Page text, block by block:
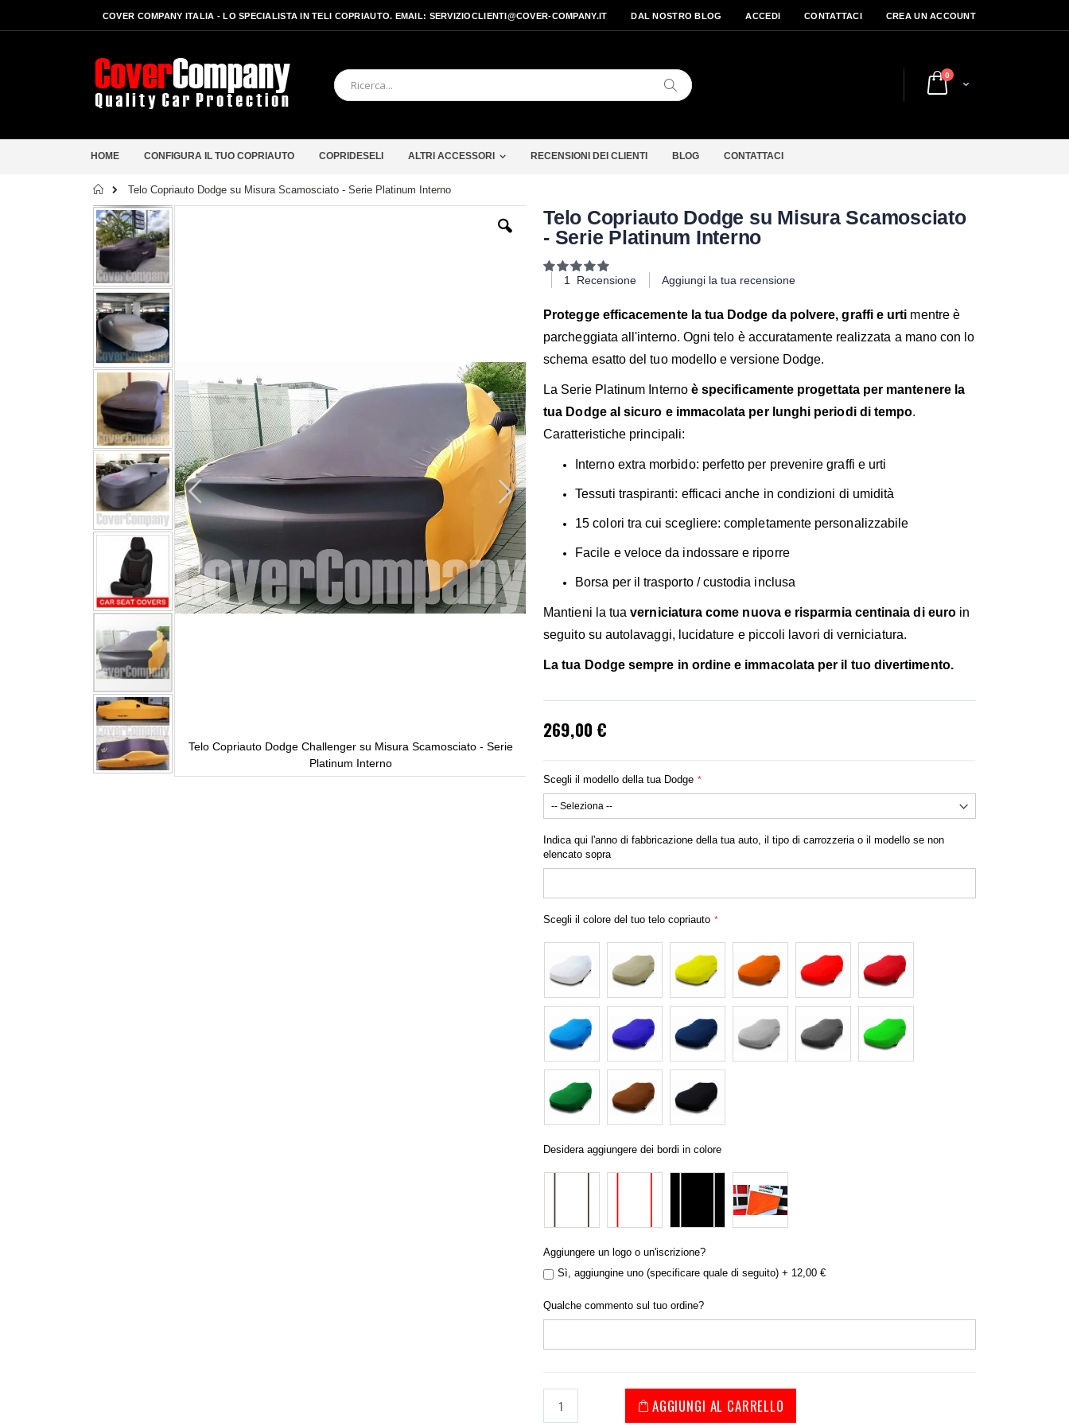
COVER COMPANY ITALIA - LO SPECIALISTA IN TELI COPRIAUTO. EMAIL: SERVIZIOCLIENTI@COVER-COMPANY.IT DAL NOSTRO BLOG ACCEDI CONTATTACI CREA UN ACCOUNT
Cart
0elementi
Cerca
HOME CONFIGURA IL TUO COPRIAUTO COPRIDESELI ALTRI ACCESSORI RECENSIONI DEI CLIENTI BLOG CONTATTACI
Home
Telo Copriauto Dodge su Misura Scamosciato - Serie Platinum Interno
Vai
alla
fine
della
galleria
di
immagini
Telo Copriauto Dodge Challenger su Misura Scamosciato - Serie
Platinum Interno
all'inizio
della
immagini
Telo Copriauto Dodge su Misura Scamosciato
- Serie Platinum Interno
Valutazione:
100
1 Recensione Aggiungi la tua recensione
Protegge efficacemente la tua Dodge da polvere, graffi e urti mentre è
parcheggiata all'interno. Ogni telo è accuratamente realizzata a mano con lo
schema esatto del tuo modello e versione Dodge.
La Serie Platinum Internoè specificamente progettata per mantenere la
tua Dodge al sicuro e immacolata per lunghi periodi di tempo.
Caratteristiche principali:
Interno extra morbido: perfetto per prevenire graffi e urti
Tessuti traspiranti: efficaci anche in condizioni di umidità
15 colori tra cui scegliere: completamente personalizzabile
Facile e veloce da indossare e riporre
Borsa per il trasporto / custodia inclusa
Mantieni la tuaverniciatura come nuova e risparmia centinaia di euroin
seguito su autolavaggi, lucidature e piccoli lavori di verniciatura.
La tua Dodge sempre in ordine e immacolata per il tuo divertimento.
269,00 €
Scegli il modello della tua Dodge
Indica qui l'anno di fabbricazione della tua auto, il tipo di carrozzeria o il modello se non
elencato sopra
Scegli il colore del tuo telo copriauto
Desidera aggiungere dei bordi in colore
Aggiungere un logo o un'iscrizione?
Sì, aggiungine uno (specificare quale di seguito) + 12,00 €
Qualche commento sul tuo ordine?
AGGIUNGI AL CARRELLO